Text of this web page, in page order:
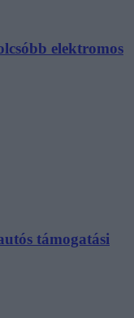
elektromos
támogatási